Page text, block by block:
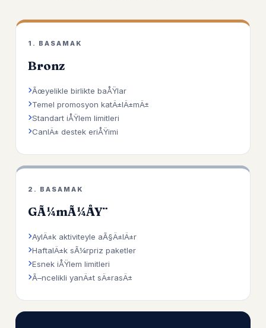
1. BASAMAK
Bronz
Ãœyelikle birlikte baÅŸlar
Temel promosyon katÄ±lÄ±mÄ±
Standart iÅŸlem limitleri
CanlÄ± destek eriÅŸimi
2. BASAMAK
GÃ¼mÃ¼ÅŸ
AylÄ±k aktiviteyle aÃ§Ä±lÄ±r
HaftalÄ±k sÃ¼rpriz paketler
Esnek iÅŸlem limitleri
Ã–ncelikli yanÄ±t sÄ±rasÄ±